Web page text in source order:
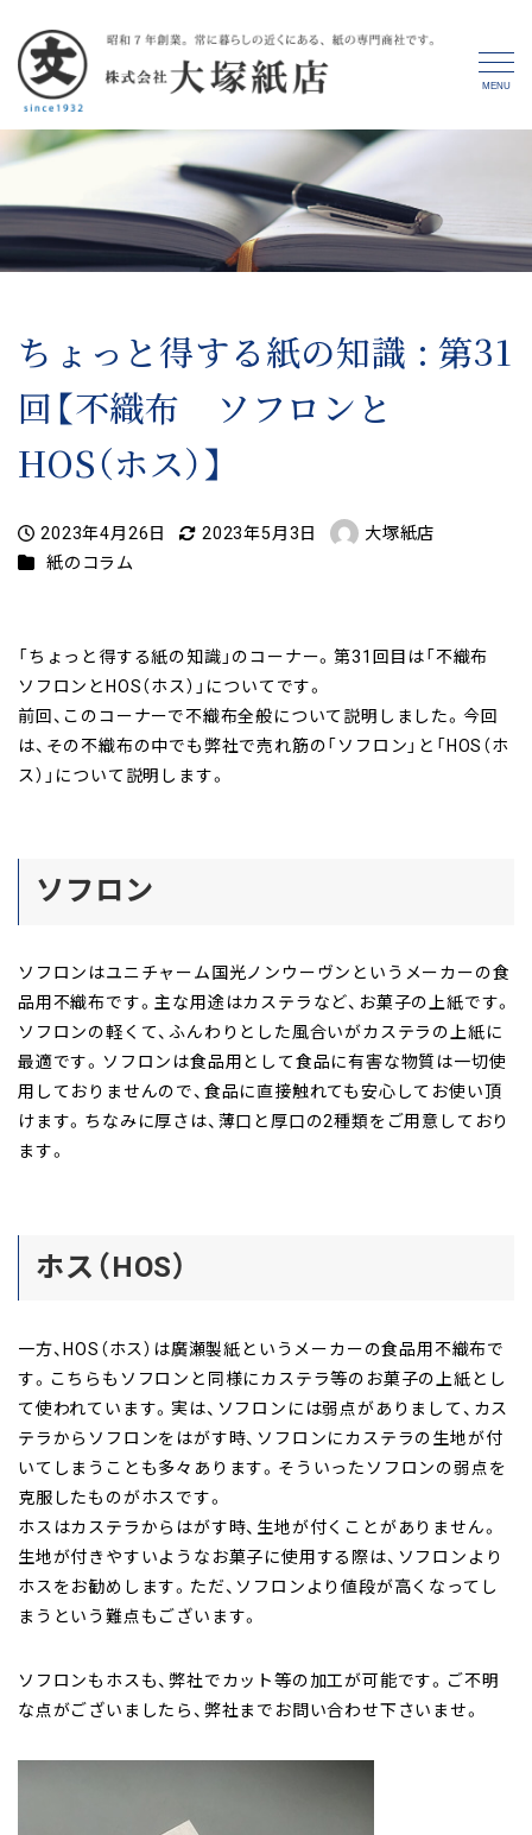
MENU
ちょっと得する紙の知識 : 第31
回【不織布 ソフロンと
HOS（ホス）】
投稿日
2023年4月26日
更新日
2023年5月3日
著
大塚紙店
カテゴリー
紙のコラム
「ちょっと得する紙の知識」のコーナー。第31回目は「不織布
ソフロンとHOS（ホス）」についてです。
前回、このコーナーで不織布全般について説明しました。今回
は、その不織布の中でも弊社で売れ筋の「ソフロン」と「HOS（ホ
ス）」について説明します。
ソフロン
ソフロンはユニチャーム国光ノンウーヴンというメーカーの食
品用不織布です。主な用途はカステラなど、お菓子の上紙です。
ソフロンの軽くて、ふんわりとした風合いがカステラの上紙に
最適です。ソフロンは食品用として食品に有害な物質は一切使
用しておりませんので、食品に直接触れても安心してお使い頂
けます。ちなみに厚さは、薄口と厚口の2種類をご用意しており
ます。
ホス（HOS）
一方、HOS（ホス）は廣瀬製紙というメーカーの食品用不織布で
す。こちらもソフロンと同様にカステラ等のお菓子の上紙とし
て使われています。実は、ソフロンには弱点がありまして、カス
テラからソフロンをはがす時、ソフロンにカステラの生地が付
いてしまうことも多々あります。そういったソフロンの弱点を
克服したものがホスです。
ホスはカステラからはがす時、生地が付くことがありません。
生地が付きやすいようなお菓子に使用する際は、ソフロンより
ホスをお勧めします。ただ、ソフロンより値段が高くなってし
まうという難点もございます。
ソフロンもホスも、弊社でカット等の加工が可能です。ご不明
な点がございましたら、弊社までお問い合わせ下さいませ。